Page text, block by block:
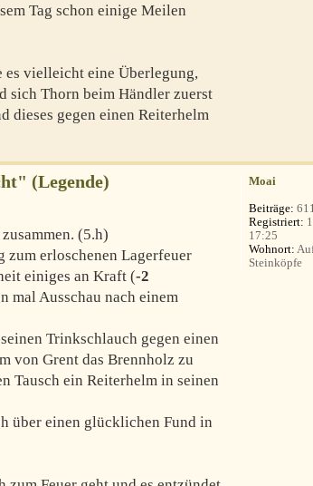
Tag schon einige Meilen
es vielleicht eine Überlegung,
sich Thorn beim Händler zuerst
dieses gegen einen Reiterhelm
(Legende)
(5.h)
zum erloschenen Lagerfeuer
einiges an Kraft (-2
mal Ausschau nach einem
Trinkschlauch gegen einen
von Grent das Brennholz zu
Tausch ein Reiterhelm in seinen
über einen glücklichen Fund in
Moai
Beiträge:
Registriert:
17:25
Wohnort:
Steinköpfe